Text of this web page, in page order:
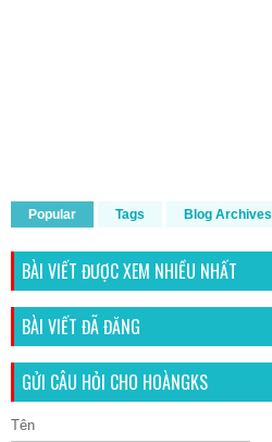
Popular Tags Blog Archives
BÀI VIẾT ĐƯỢC XEM NHIỀU NHẤT
BÀI VIẾT ĐÃ ĐĂNG
GỬI CÂU HỎI CHO HOÀNGKS
Tên